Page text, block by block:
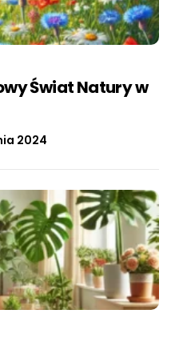
Świat Natury w
2024